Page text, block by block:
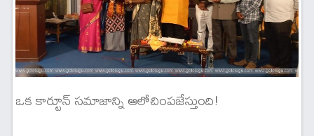
ఒక కార్టూన్ సమాజాన్ని ఆలోచింపజేస్తుంది!